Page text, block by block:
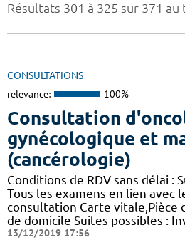
Résultats 301 à 325 sur 371 au
CONSULTATIONS
relevance: 100%
Consultation
gynécologique et
(cancérologie)
Conditions de RDV sans délai :
Tous les examens en lien avec
consultation Carte
de domicile Suites possibles :
13/12/2019 17:56